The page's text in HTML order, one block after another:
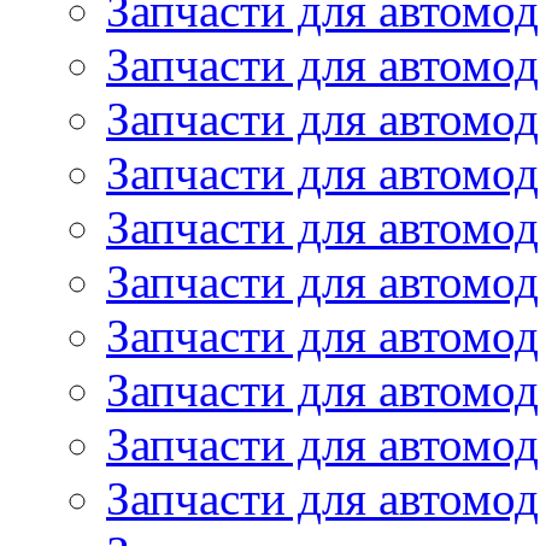
Запчасти для
Запчасти для
Запчасти для
Запчасти для
Запчасти для
Запчасти для
Запчасти для
Запчасти для
Запчасти для